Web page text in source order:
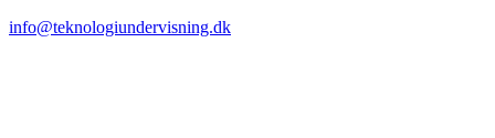
info@teknologiundervisning.dk